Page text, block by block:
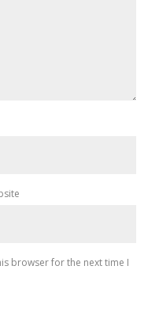
browser for the next time I